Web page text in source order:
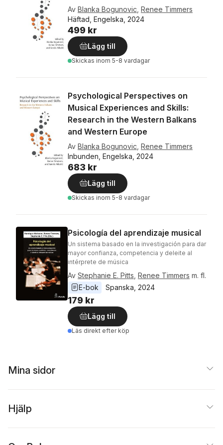
Av Blanka Bogunovic Renee Timmers
Häftad, Engelska, 2024
499 kr
Lägg till
Skickas inom 5-8 vardagar
Psychological Perspectives on
Musical Experiences and Skills:
Research in the Western Balkans
and Western Europe
Av Blanka Bogunovic Renee Timmers
Inbunden, Engelska, 2024
683 kr
Lägg till
Skickas inom 5-8 vardagar
Psicología del aprendizaje musical
Un sistema basado en la investigación para dar
mayor confianza, competencia y deleite al
intérprete de música
Av Stephanie E. Pitts Renee Timmers m. fl.
E-bok
Spanska 2024
179 kr
Lägg till
Läs direkt efter köp
Mina sidor
Hjälp